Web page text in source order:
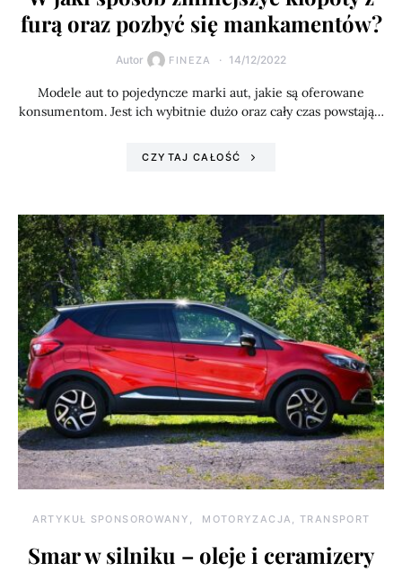
furą oraz pozbyć się mankamentów?
Autor FINEZA 14/12/2022
Modele aut to pojedyncze marki aut, jakie są oferowane
konsumentom. Jest ich wybitnie dużo oraz cały czas powstają…
CZYTAJ CAŁOŚĆ
ARTYKUŁ SPONSOROWANY MOTORYZACJA, TRANSPORT
Smar w silniku – oleje i ceramizery